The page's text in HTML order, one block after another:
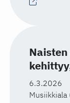
6.3.2026
Musiikkiala